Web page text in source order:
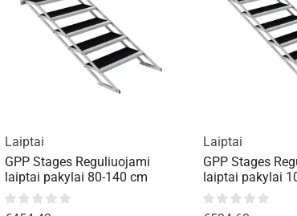
Laiptai
GPP Stages Reguliuojami
laiptai pakylai 80-140 cm
Laiptai
GPP Stages
laiptai pakylai